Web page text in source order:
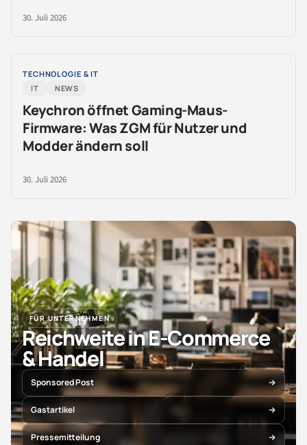
30. Juli 2026
TECHNOLOGIE & IT
IT
NEWS
Keychron öffnet Gaming-Maus-
Firmware: Was ZGM für Nutzer und
Modder ändern soll
30. Juli 2026
FÜR UNTERNEHMEN
Reichweite in E-Commerce
& Handel
Sponsored Post
Gastartikel
Pressemitteilung